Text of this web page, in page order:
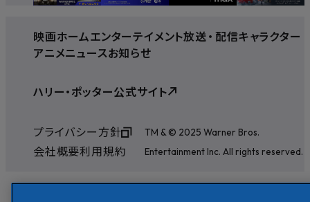
映画ホームエンターテイメント放送・ 配信キャラクター
アニメニュースお知らせ
ハリー・ポッター公式サイト
プライバシー方針
会社概要利用規約
TM & © 2025 Warner Bros.
Entertainment Inc. All rights reserved.